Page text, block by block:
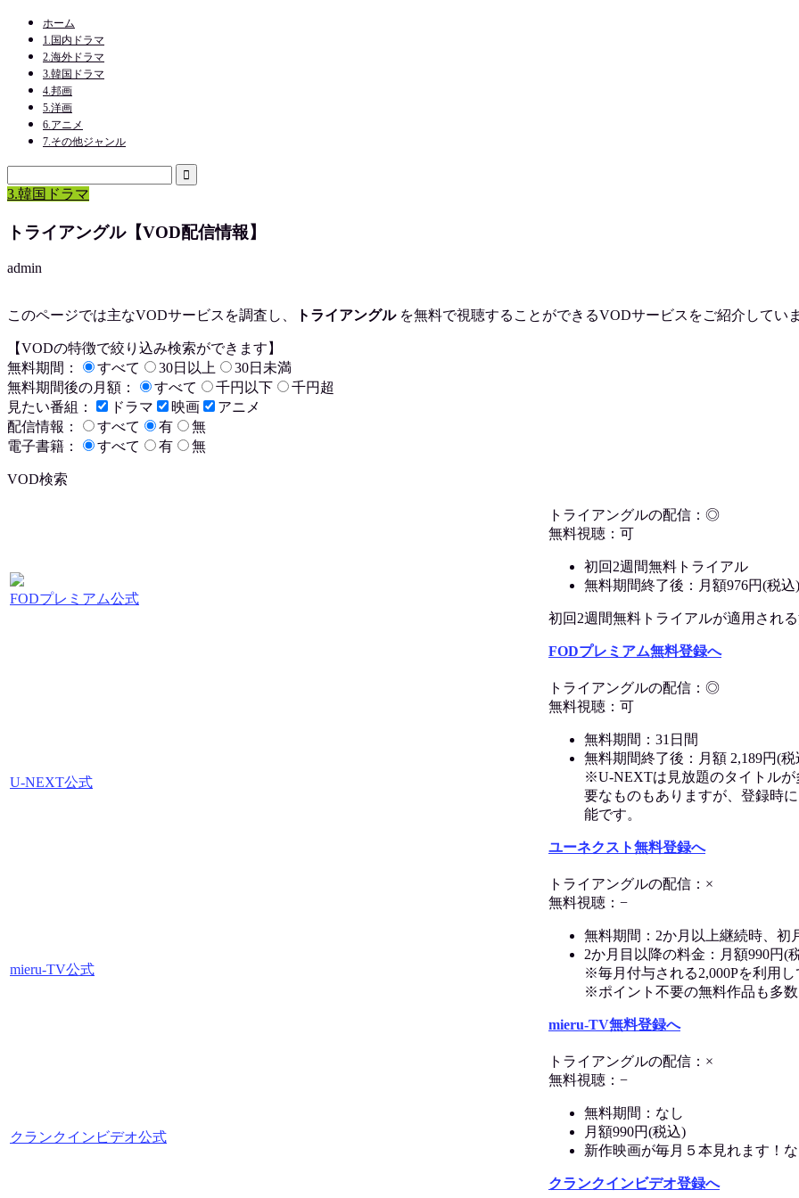
ホーム
1.国内ドラマ
2.海外ドラマ
3.韓国ドラマ
4.邦画
5.洋画
6.アニメ
7.その他ジャンル
3.韓国ドラマ
トライアングル【VOD配信情報】
admin
このページでは主なVODサービスを調査し、 トライアングルを無料で視聴することができるVODサービスをご紹介してい
【VODの特徴で絞り込み検索ができます】
無料期間：
すべて 30日以上
30日未満
無料期間後の月額：
すべて 千円以下
千円超
見たい番組：
ドラマ 映画
アニメ
配信情報：
すべて 有
無
電子書籍：
すべて 有 無
VOD検索
FODプレミアム公式
トライアングルの配信：◎
無料視聴：可
初回2週間無料トライアル
無料期間終了後：月額976円(税込)
初回2週間無料トライアルが適用され
FODプレミアム無料登録へ
U-NEXT公式
トライアングルの配信：◎
無料視聴：可
無料期間：31日間
無料期間終了後：月額 2,189円(税
※U-NEXTは見放題のタイトル
要なものもありますが、登録時
能です。
ユーネクスト無料登録へ
mieru-TV公式
トライアングルの配信：×
無料視聴：−
無料期間：2か月以上継続時、初
2か月目以降の料金：月額990円(
※毎月付与される2,000Pを利用
※ポイント不要の無料作品も多
mieru-TV無料登録へ
クランクインビデオ公式
トライアングルの配信：×
無料視聴：−
無料期間：なし
月額990円(税込)
新作映画が毎月５本見れます！
クランクインビデオ登録へ